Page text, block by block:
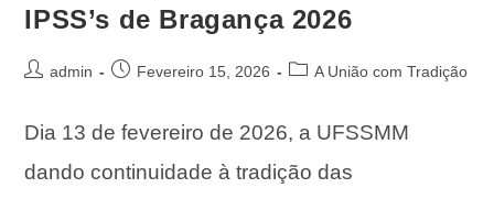
IPSS’s de Bragança 2026
admin Fevereiro 15, 2026 A União com Tradição
Dia 13 de fevereiro de 2026, a UFSSMM
dando continuidade à tradição das